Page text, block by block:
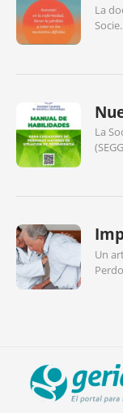
La
La
Un